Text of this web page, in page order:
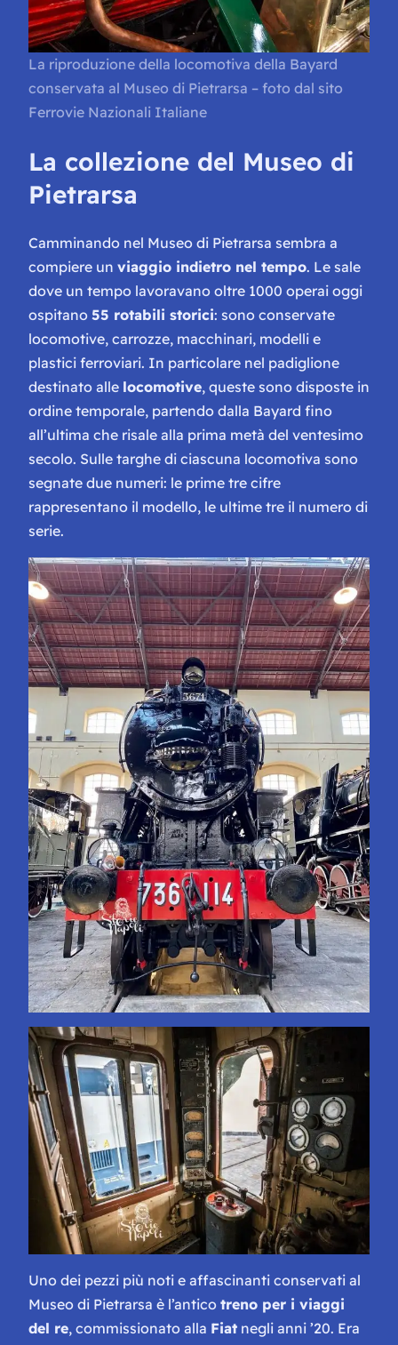
La riproduzione della locomotiva della Bayard
conservata al Museo di Pietrarsa – foto dal sito
Ferrovie Nazionali Italiane
La collezione del Museo di
Pietrarsa
Camminando nel Museo di Pietrarsa sembra a
compiere un viaggio indietro nel tempo. Le sale
dove un tempo lavoravano oltre 1000 operai oggi
ospitano 55 rotabili storici: sono conservate
locomotive, carrozze, macchinari, modelli e
plastici ferroviari. In particolare nel padiglione
destinato alle locomotive, queste sono disposte in
ordine temporale, partendo dalla Bayard fino
all’ultima che risale alla prima metà del ventesimo
secolo. Sulle targhe di ciascuna locomotiva sono
segnate due numeri: le prime tre cifre
rappresentano il modello, le ultime tre il numero di
serie.
Uno dei pezzi più noti e affascinanti conservati al
Museo di Pietrarsa è l’antico treno per i viaggi
del re, commissionato alla Fiat negli anni ’20. Era